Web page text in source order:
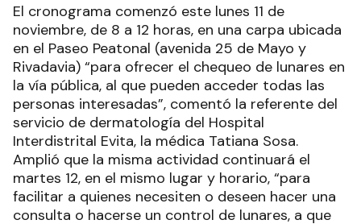
El cronograma comenzó este lunes 11 de
noviembre, de 8 a 12 horas, en una carpa ubicada
en el Paseo Peatonal (avenida 25 de Mayo y
Rivadavia) “para ofrecer el chequeo de lunares en
la vía pública, al que pueden acceder todas las
personas interesadas”, comentó la referente del
servicio de dermatología del Hospital
Interdistrital Evita, la médica Tatiana Sosa.
Amplió que la misma actividad continuará el
martes 12, en el mismo lugar y horario, “para
facilitar a quienes necesiten o deseen hacer una
consulta o hacerse un control de lunares, a que